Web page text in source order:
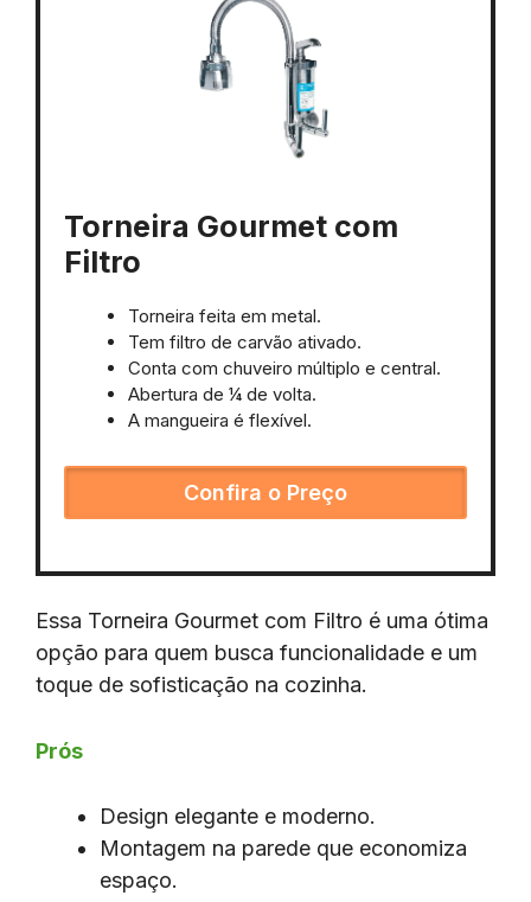
Torneira Gourmet com
Filtro
Torneira feita em metal.
Tem filtro de carvão ativado.
Conta com chuveiro múltiplo e central.
Abertura de ¼ de volta.
A mangueira é flexível.
Confira o Preço
Essa Torneira Gourmet com Filtro é uma ótima
opção para quem busca funcionalidade e um
toque de sofisticação na cozinha.
Prós
Design elegante e moderno.
Montagem na parede que economiza
espaço.